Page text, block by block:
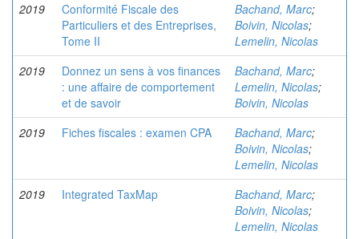
2019
Conformité Fiscale des
Particuliers et des Entreprises,
Tome II
Bachand, Marc;
Boivin, Nicolas;
Lemelin, Nicolas
2019
Donnez un sens à vos finances
: une affaire de comportement
et de savoir
Bachand, Marc;
Lemelin, Nicolas;
Boivin, Nicolas
2019
Fiches fiscales : examen CPA Bachand, Marc;
Boivin, Nicolas;
Lemelin, Nicolas
2019
Integrated TaxMap Bachand, Marc;
Boivin, Nicolas;
Lemelin, Nicolas